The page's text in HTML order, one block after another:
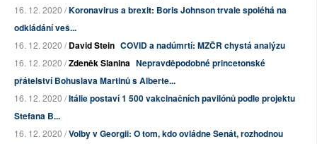
16. 12. 2020 /Koronavirus a brexit: Boris Johnson trvale spoléhá na
odkládání veš...
16. 12. 2020 /David Stein COVID a nadúmrtí: MZČR chystá analýzu
16. 12. 2020 /Zdeněk Slanina Nepravděpodobné princetonské
přátelství Bohuslava Martinů s Alberte...
16. 12. 2020 /Itálie postaví 1 500 vakcinačních pavilónů podle projektu
Stefana B...
16. 12. 2020 /Volby v Georgii: O tom, kdo ovládne Senát, rozhodnou